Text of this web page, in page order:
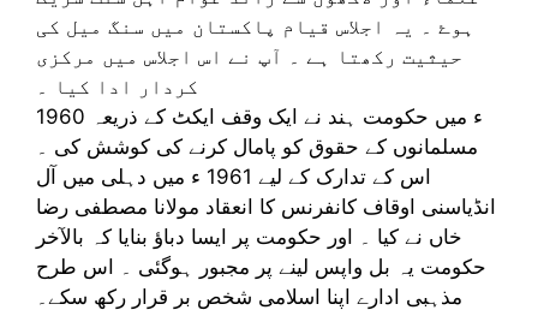
ہوۓ ۔ یہ اجلاس قیام پاکستان میں سنگ میل کی
حیثیت رکھتا ہے ۔ آپ نے اس اجلاس میں مرکزی
کردار ادا کیا ۔
1960 ء میں حکومت ہند نے ایک وقف ایکٹ کے ذریعہ
مسلمانوں کے حقوق کو پامال کرنے کی کوشش کی ۔
اس کے تدارک کے لیے 1961 ء میں دہلی میں آل
انڈیاسنی اوقاف کانفرنس کا انعقاد مولانا مصطفی رضا
خاں نے کیا ۔ اور حکومت پر ایسا دباؤ بنایا کہ بالآخر
حکومت یہ بل واپس لینے پر مجبور ہوگئی ۔ اس طرح
مذہبی ادارے اپنا اسلامی شخص بر قرار رکھ سکے۔